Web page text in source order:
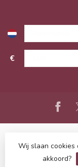
€
© Copyright 2026
Wij slaan cookies
akkoord?